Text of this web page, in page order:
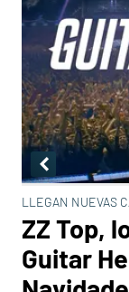
LLEGAN NUEVAS
ZZ Top,
Guitar